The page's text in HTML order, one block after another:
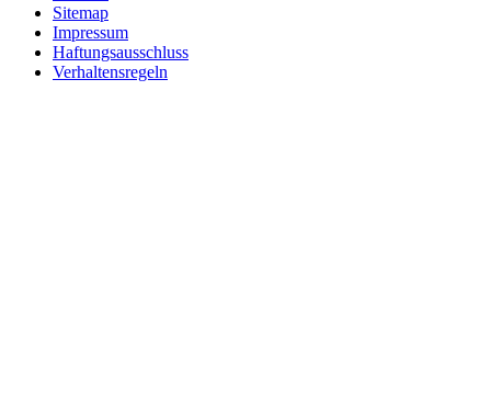
Sitemap
Impressum
Haftungsausschluss
Verhaltensregeln